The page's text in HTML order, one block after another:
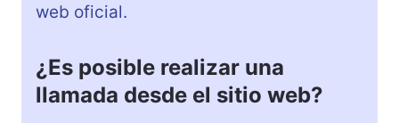
web oficial.
¿Es posible realizar una
llamada desde el sitio web?